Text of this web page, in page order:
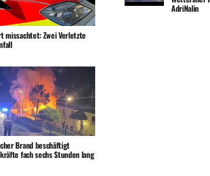
missachtet: Zwei Verletzte
Brand beschäftigt
fach sechs Stunden lang
AdriNalin